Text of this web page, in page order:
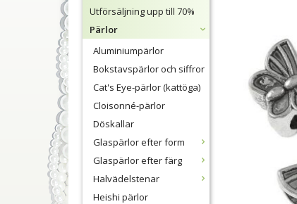
Utförsäljning upp till 70%
Pärlor
Aluminiumpärlor
Bokstavspärlor och siffror
Cat's Eye-pärlor (kattöga)
Cloisonné-pärlor
Döskallar
Glaspärlor efter form
Glaspärlor efter färg
Halvädelstenar
Heishi pärlor